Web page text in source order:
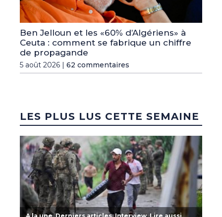
Ben Jelloun et les «60% d’Algériens» à
Ceuta : comment se fabrique un chiffre
de propagande
5 août 2026 | 62 commentaires
LES PLUS LUS CETTE SEMAINE